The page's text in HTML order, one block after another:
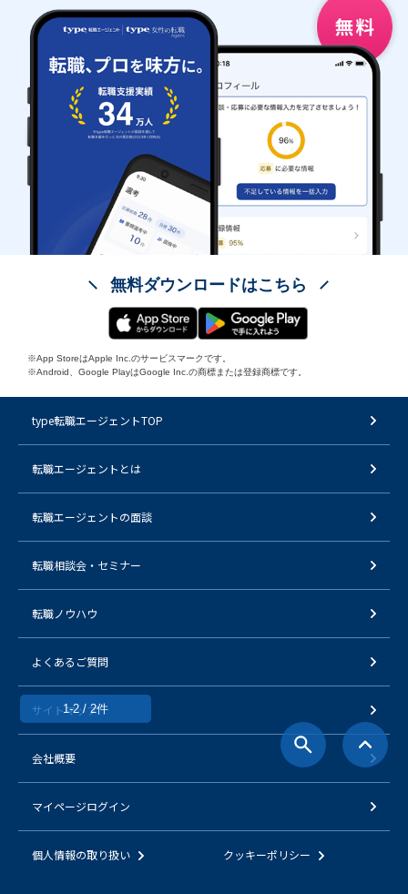
1-2 / 2件
無料ダウンロードはこちら
※App StoreはApple Inc.のサービスマークです。
※Android、Google PlayはGoogle Inc.の商標または登録商標です。
type転職エージェントTOP
転職エージェントとは
転職エージェントの面談
転職相談会・セミナー
転職ノウハウ
よくあるご質問
サイトマップ
会社概要
マイページログイン
個人情報の取り扱い クッキーポリシー